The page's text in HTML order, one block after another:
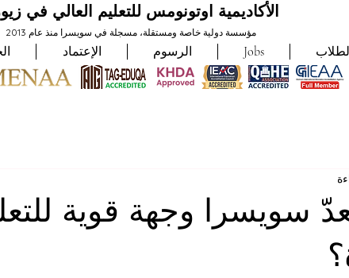
الأكاديمية اوتونومس للتعليم العالي في
مؤسسة دولية خاصة ومستقلة، مسجلة في سويسرا منذ عام 2013
الإعتماد الرسوم Jobs
سويسرا وجهة قوية